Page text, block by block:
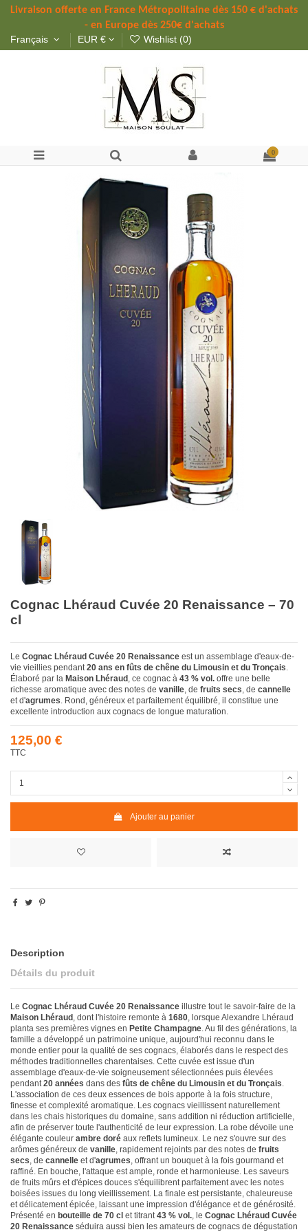
Livraison offerte en France Métropolitaine dès 150 € d'achats
- en Europe dès 250€ d'achats
Français EUR € Wishlist (0)
0
Cognac Lhéraud Cuvée 20 Renaissance – 70
cl
Le Cognac Lhéraud Cuvée 20 Renaissance est un assemblage d'eaux-de-
vie vieillies pendant20 ans en fûts de chêne du Limousin et du Tronçais.
Élaboré par la Maison Lhéraud , ce cognac à 43 % vol. offre une belle
richesse aromatique avec des notes de vanille, de fruits secs, de cannelle
et d'agrumes. Rond, généreux et parfaitement équilibré, il constitue une
excellente introduction aux cognacs de longue maturation.
125,00 €
TTC
Ajouter au panier
Description
Détails du produit
Le Cognac Lhéraud Cuvée 20 Renaissance illustre tout le savoir-faire de la
Maison Lhéraud , dont l'histoire remonte à 1680, lorsque Alexandre Lhéraud
planta ses premières vignes en Petite Champagne. Au fil des générations, la
famille a développé un patrimoine unique, aujourd'hui reconnu dans le
monde entier pour la qualité de ses cognacs, élaborés dans le respect des
méthodes traditionnelles charentaises. Cette cuvée est issue d'un
assemblage d'eaux-de-vie soigneusement sélectionnées puis élevées
pendant20 années dans des fûts de chêne du Limousin et du Tronçais.
L'association de ces deux essences de bois apporte à la fois structure,
finesse et complexité aromatique. Les cognacs vieillissent naturellement
dans les chais historiques du domaine, sans addition ni réduction artificielle,
afin de préserver toute l'authenticité de leur expression. La robe dévoile une
élégante couleur ambre doré aux reflets lumineux. Le nez s'ouvre sur des
arômes généreux de vanille, rapidement rejoints par des notes de fruits
secs, de cannelle et d'agrumes, offrant un bouquet à la fois gourmand et
raffiné. En bouche, l'attaque est ample, ronde et harmonieuse. Les saveurs
de fruits mûrs et d'épices douces s'équilibrent parfaitement avec les notes
boisées issues du long vieillissement. La finale est persistante, chaleureuse
et délicatement épicée, laissant une impression d'élégance et de générosité.
Présenté en bouteille de 70 cl et titrant43 % vol., le Cognac Lhéraud Cuvée
20 Renaissance séduira aussi bien les amateurs de cognacs de dégustation